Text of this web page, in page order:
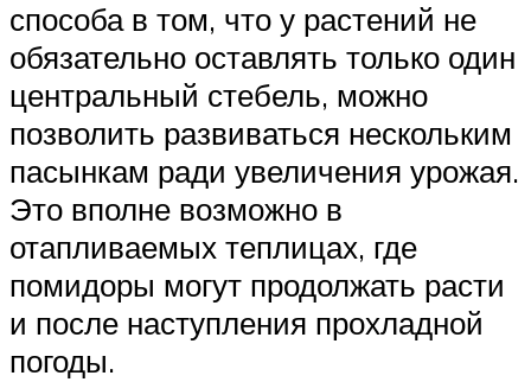
способа в том, что у растений не
обязательно оставлять только один
центральный стебель, можно
позволить развиваться нескольким
пасынкам ради увеличения урожая.
Это вполне возможно в
отапливаемых теплицах, где
помидоры могут продолжать расти
и после наступления прохладной
погоды.